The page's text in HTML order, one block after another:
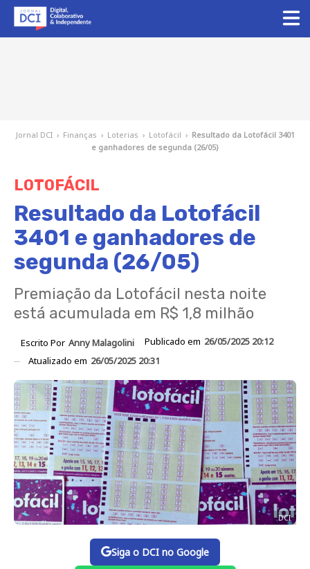
Jornal DCI › Finanças › Loterias › Lotofácil › Resultado da Lotofácil 3401
e ganhadores de segunda (26/05)
LOTOFÁCIL
Resultado da Lotofácil
3401 e ganhadores de
segunda (26/05)
Premiação da Lotofácil nesta noite
está acumulada em R$ 1,8 milhão
Escrito Por Anny Malagolini Publicado em 26/05/2025 20:12
Atualizado em 26/05/2025 20:31
DCI
Siga o DCI no Google